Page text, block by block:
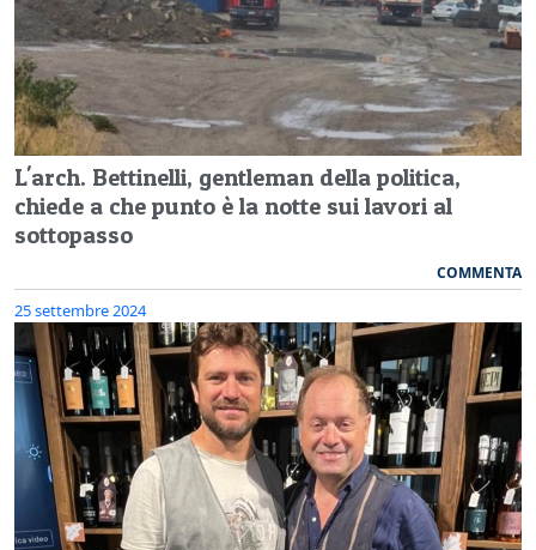
L'arch. Bettinelli, gentleman della politica,
chiede a che punto è la notte sui lavori al
sottopasso
COMMENTA
25 settembre 2024